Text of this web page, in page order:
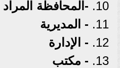
-المحافظة المراد
- المديرية
- الإدارة
- مكتب